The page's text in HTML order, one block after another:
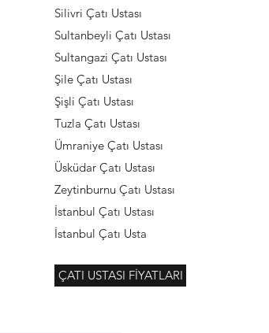
Silivri Çatı Ustası
Sultanbeyli Çatı Ustası
Sultangazi Çatı Ustası
Şile Çatı Ustası
Şişli Çatı Ustası
Tuzla Çatı Ustası
Ümraniye Çatı Ustası
Üsküdar Çatı Ustası
Zeytinburnu Çatı Ustası
İstanbul Çatı Ustası
İstanbul Çatı Usta
ÇATI USTASI FİYATLARI